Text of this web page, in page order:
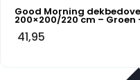
Good Morning
200×200/220 cm – Groen
41,95